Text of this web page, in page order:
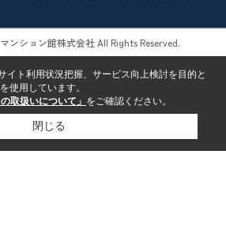
ンション館株式会社 All Rights Reserved.
イト利用状況把握、サービス向上検討を目的と
使用しています。
取扱いについて」 をご確認ください。
閉じる